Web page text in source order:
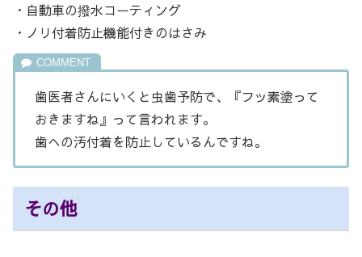
・自動車の撥水コーティング
・ノリ付着防止機能付きのはさみ
歯医者さんにいくと虫歯予防で、『フッ素塗って
おきますね』って言われます。
歯への汚付着を防止しているんですね。
その他